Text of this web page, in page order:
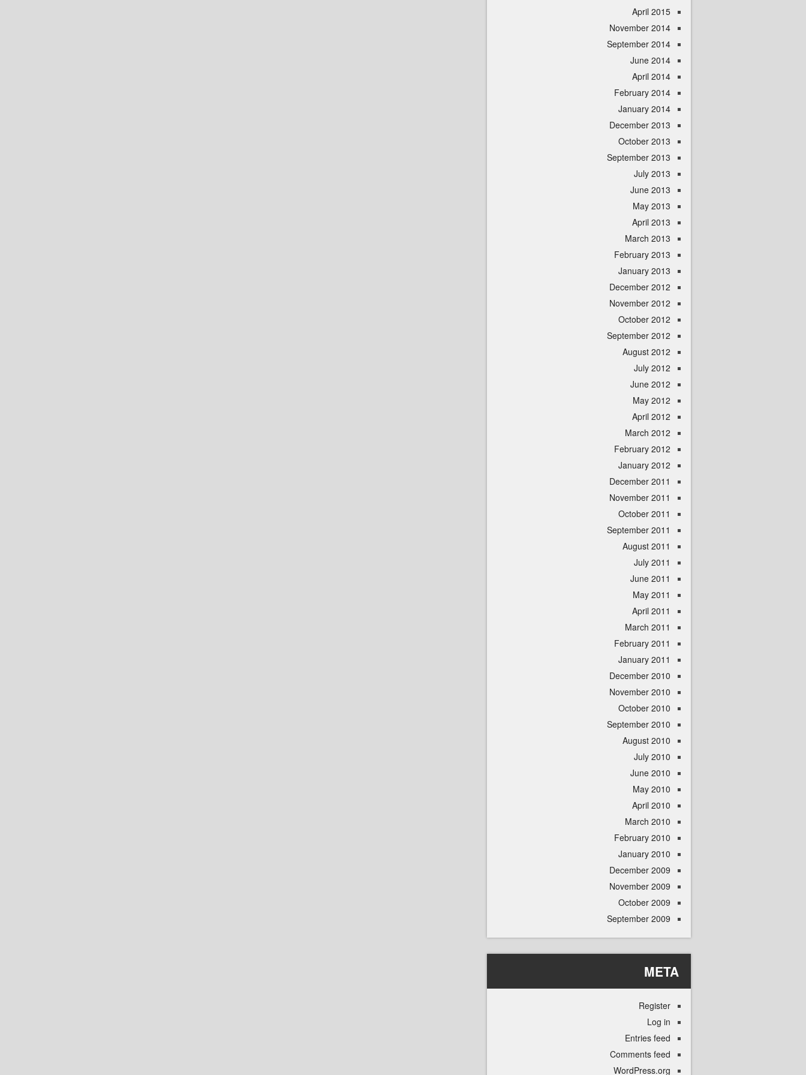
April 2015
November 2014
September 2014
June 2014
April 2014
February 2014
January 2014
December 2013
October 2013
September 2013
July 2013
June 2013
May 2013
April 2013
March 2013
February 2013
January 2013
December 2012
November 2012
October 2012
September 2012
August 2012
July 2012
June 2012
May 2012
April 2012
March 2012
February 2012
January 2012
December 2011
November 2011
October 2011
September 2011
August 2011
July 2011
June 2011
May 2011
April 2011
March 2011
February 2011
January 2011
December 2010
November 2010
October 2010
September 2010
August 2010
July 2010
June 2010
May 2010
April 2010
March 2010
February 2010
January 2010
December 2009
November 2009
October 2009
September 2009
META
Register
Log in
Entries feed
Comments feed
WordPress.org